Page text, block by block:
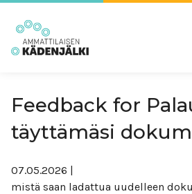
Feedback for
täyttämäsi
07.05.2026 |
mistä saan ladattua uudelleen